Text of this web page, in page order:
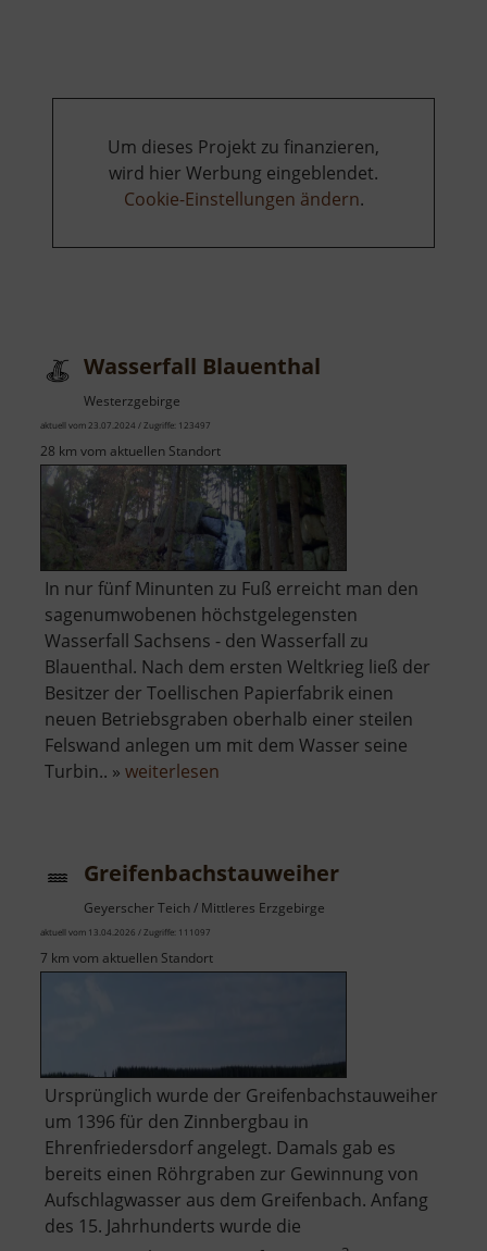
Um dieses Projekt zu finanzieren,
wird hier Werbung eingeblendet.
Cookie-Einstellungen ändern.
Wasserfall Blauenthal
Westerzgebirge
aktuell vom 23.07.2024 / Zugriffe: 123497
28 km vom aktuellen Standort
In nur fünf Minunten zu Fuß erreicht man den
sagenumwobenen höchstgelegensten
Wasserfall Sachsens - den Wasserfall zu
Blauenthal. Nach dem ersten Weltkrieg ließ der
Besitzer der Toellischen Papierfabrik einen
neuen Betriebsgraben oberhalb einer steilen
Felswand anlegen um mit dem Wasser seine
Turbin.. » weiterlesen
Greifenbachstauweiher
Geyerscher Teich / Mittleres Erzgebirge
aktuell vom 13.04.2026 / Zugriffe: 111097
7 km vom aktuellen Standort
Ursprünglich wurde der Greifenbachstauweiher
um 1396 für den Zinnbergbau in
Ehrenfriedersdorf angelegt. Damals gab es
bereits einen Röhrgraben zur Gewinnung von
Aufschlagwasser aus dem Greifenbach. Anfang
des 15. Jahrhunderts wurde die